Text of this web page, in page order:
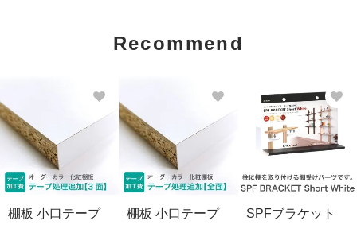
Recommend
棚板 小口テープ
棚板 小口テープ
SPFブラケット